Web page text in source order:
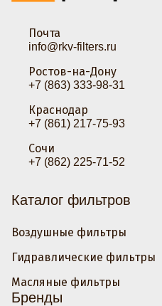
Почта
info@rkv-filters.ru
Ростов-на-Дону
+7 (863) 333-98-31
Краснодар
+7 (861) 217-75-93
Сочи
+7 (862) 225-71-52
Каталог фильтров
Воздушные фильтры
Гидравлические фильтры
Масляные фильтры
Бренды